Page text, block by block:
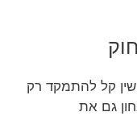
קל להתמקד רק
גם את